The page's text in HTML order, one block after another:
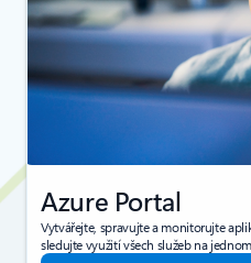
Azure Portal
Vytvářejte, spravujte a monitorujte
sledujte využití všech služeb na